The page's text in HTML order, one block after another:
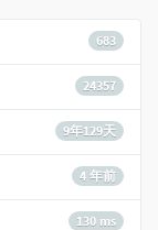
683
24357
9年129天
4 年前
130 ms